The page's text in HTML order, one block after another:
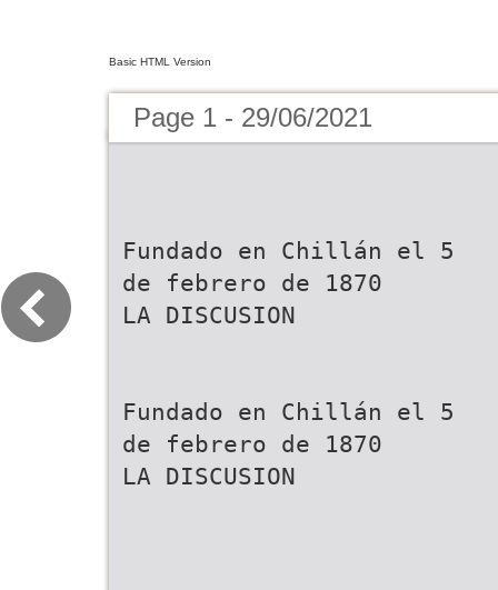
Basic HTML Version
Page 1 - 29/06/2021
Fundado en Chillán el 5 de febrero de 1870 LA DISCUSION Fundado en Chillán el 5 de febrero de 1870 LA DISCUSION Martes 29 de junio de 2021, Año 151, Nº 49.987 www.ladiscusion.cl El Diario de la Región de Ñuble Lunes 17 de febrero de 2020, Año 150, Nº 49.500. www.ladiscusion.cl El Diario de la Región de Ñuble Barrios dio dura Chillán entre las 19 comunas Los aciertos y errores Recogerán ideas Buscan reducir lista del país que pueden postular batalla en su debut de los partidos de ciudadanas en de espera regional a paneles solares en el hogar en Wimbledon, cara a la propaganda Ñuble para futura para los subsidios pero no le alcanzó eConoMíA › 12 para el plebiscito ley de patrimonio de mejoramiento constitucional cultural de la vivienda deportes › 16 CoronAvirus › 8 POLÍTICA ›8 CULTURA › 12 CIUDAD › 5 Continúa a la Familiares de víctimas baja positividad de exámenes piden aumentar penas PCR en Ñuble para los condenados ente Camilo Benav por la “Ley Emilia” asume con la promesa ryor transparencia de ma a n t a n l q u e e t o v s e e Viñateros prevén alza Argumentan que no se A del precio de la uva m g n u e r j g d o a o b i d ha logrado el objetivo de o o e h l y planificación debido a menor oferta o i n l a t s n r c castigar con al menos un año a o ñ a c n g m e a s u o por megasequía l c e l e d l a e o t n i a o c m p d r c e de cárcel ni tampoco el de la á Jorge Del Pozo envía p r e v e n c i ó n d e l a c o n d u c c i ó n ECONOMÍA › 9 prevención de la conducción claro men